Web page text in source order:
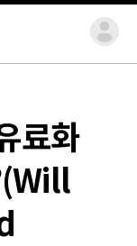
료화